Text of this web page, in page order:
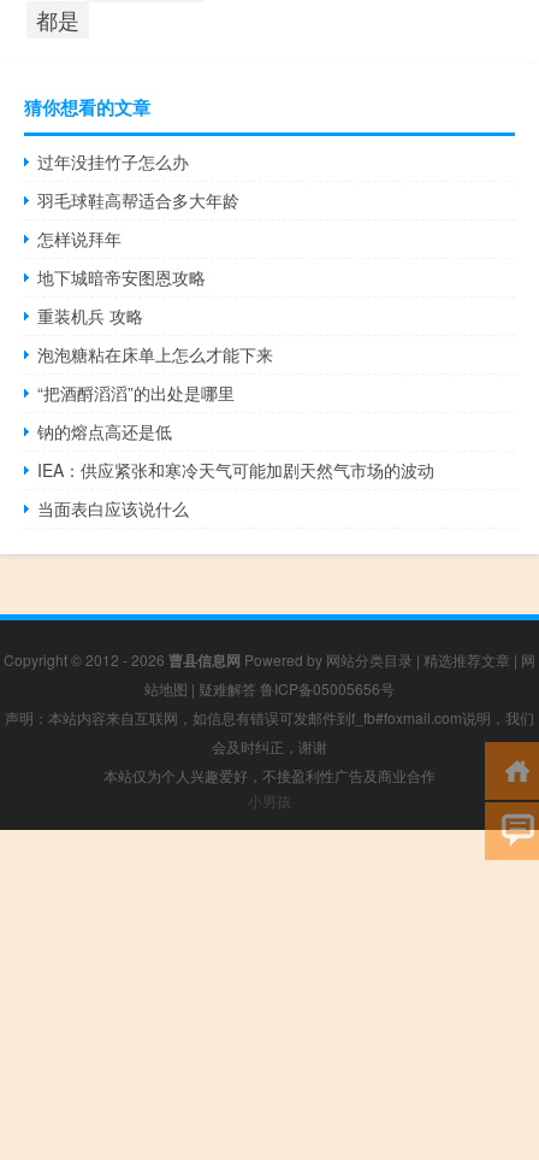
都是
猜你想看的文章
过年没挂竹子怎么办
羽毛球鞋高帮适合多大年龄
怎样说拜年
地下城暗帝安图恩攻略
重装机兵 攻略
泡泡糖粘在床单上怎么才能下来
“把酒酹滔滔”的出处是哪里
钠的熔点高还是低
IEA：供应紧张和寒冷天气可能加剧天然气市场的波动
当面表白应该说什么
Copyright © 2012 - 2026 曹县信息网 Powered by 网站分类目录 | 精选推荐文章 | 网
站地图 | 疑难解答 鲁ICP备05005656号
声明：本站内容来自互联网，如信息有错误可发邮件到f_fb#foxmail.com说明，我们
会及时纠正，谢谢
本站仅为个人兴趣爱好，不接盈利性广告及商业合作
小男孩